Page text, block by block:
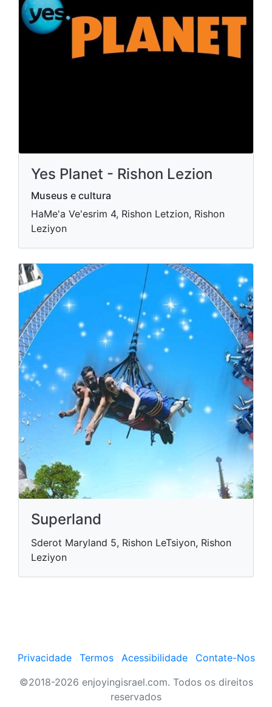
Yes Planet - Rishon Lezion
Museus e cultura
HaMe'a Ve'esrim 4, Rishon Letzion, Rishon
Leziyon
Superland
Sderot Maryland 5, Rishon LeTsiyon, Rishon
Leziyon
Privacidade Termos Acessibilidade
Contate-Nos
©2018-2026 enjoyingisrael.com. Todos os direitos
reservados